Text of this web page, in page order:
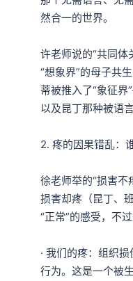
然合一的世界。
许老师说的“共同体
“想象界”的母子共
蒂被推入了“象征
以及昆丁那种被语
2. 疼的因果错乱：
徐老师举的“损害
损害却疼（昆丁、
“正常”的感受，不
· 我们的疼：组织
行为。这是一个被